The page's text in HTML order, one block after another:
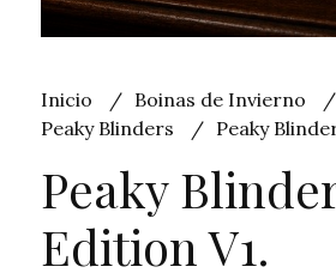
Inicio
Boinas de Invierno
Peaky Blinders
Peaky
Peaky
Edition V1.